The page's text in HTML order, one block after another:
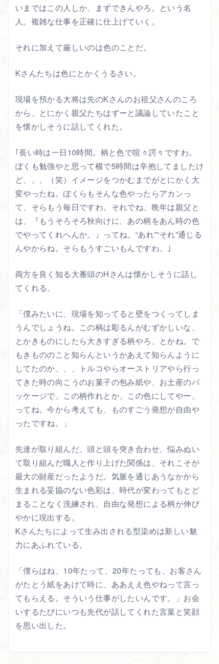
いまではこの人しか、まずできんやろ。という名
人。複雑な仕事を正確に仕上げていく。
それに加えて厳しいのは色のことだ。
Kさんたちは色にとかくうるさい。
現場を預かる大将は先のKさんのお祖父さんのころ
から、とにかく親父たちはずーと議論していたこと
を懐かしそうに話してくれた。
｢長い時は一日10時間。柄と色で喧々諤々ですわ。
ぼくも勉強やと思って横で5時間は辛抱してましたけ
ど、、、（笑）イメージをつかむまでがとにかく大
変やったね。ぼくらもそんな色やったらアカンっ
て、そらもう毎日ですわ。それでね、晩年は親父と
は、『もうそろそろ秋向けに、あの柄をあん時の色
でやってくれへんか。』ってね。“あれ”“それ”通じる
んやからね。そらもうすごいもんですわ。｣
両方を良く知る大番頭のHさんは懐かしそうに話し
てくれる。
「僕みたいに、現場を知ってると壁をつくってしま
うんでしょうね。この柄は彫るんがむずかしいな、
とかきものにしたら大きすぎる柄やろ、とかね。で
もきもののこと知らんというかあえて知らんように
してたのか、、、トルコやらオーストリアやら行っ
てきた時の向こうのお菓子の包み紙や、お土産のパ
ッケージで、この柄作れとか、この色にしてやー、
ってね。今から考えても、ものすごう発想が自由や
ったですね。」
先達が取り組んだ、頭と頭を突き合わせ、悩みぬい
て取り組んだ職人と作り上げた関係は、それこそが
最大の財産だったようだ。気脈を通じあうなかから
生まれる妥協のない色彩は、時代が変わってもとど
まることなく洗練され、自由な発想による柄が伸び
やかに現出する。
Kさんたちによって生み出される型染めは新しい魅
力にあふれている。
「僕らはね、10年たって、20年たっても、お客さん
がたとう紙をあけて時に、ああええ色やねって言っ
てもらえる。そういう仕事がしたいんです。」お会
いするたびにいつも先代が話してくれた言葉と笑顔
を思い出した。